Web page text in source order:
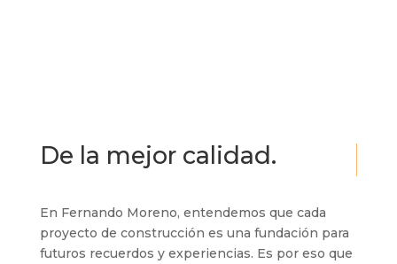
De la mejor calidad.
En Fernando Moreno, entendemos que cada
proyecto de construcción es una fundación para
futuros recuerdos y experiencias. Es por eso que